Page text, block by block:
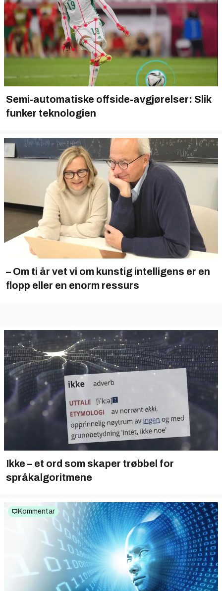
Semi-automatiske offside-avgjørelser: Slik
funker teknologien
– Om ti år vet vi om kunstig intelligens er en
flopp eller en enorm ressurs
Ikke – et ord som skaper trøbbel for
språkalgoritmene
Kommentar